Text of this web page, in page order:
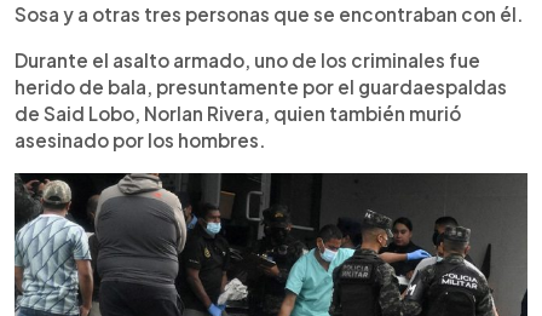
Sosa y a otras tres personas que se encontraban con él.
Durante el asalto armado, uno de los criminales fue
herido de bala, presuntamente por el guardaespaldas
de Said Lobo, Norlan Rivera, quien también murió
asesinado por los hombres.